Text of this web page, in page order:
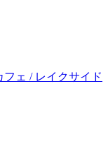
ェ / レイクサイド